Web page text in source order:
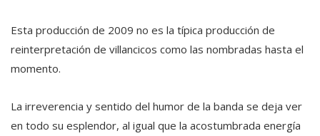
Esta producción de 2009 no es la típica producción de
reinterpretación de villancicos como las nombradas hasta el
momento.
La irreverencia y sentido del humor de la banda se deja ver
en todo su esplendor, al igual que la acostumbrada energía